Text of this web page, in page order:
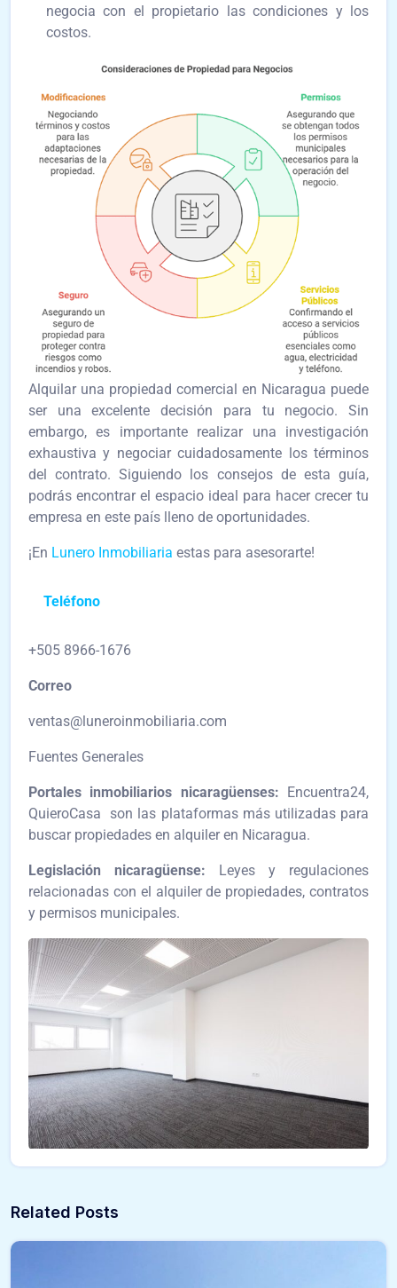
negocia con el propietario las condiciones y los
costos.
Alquilar una propiedad comercial en Nicaragua puede
ser una excelente decisión para tu negocio. Sin
embargo, es importante realizar una investigación
exhaustiva y negociar cuidadosamente los términos
del contrato. Siguiendo los consejos de esta guía,
podrás encontrar el espacio ideal para hacer crecer tu
empresa en este país lleno de oportunidades.
¡En Lunero Inmobiliaria estas para asesorarte!
Teléfono
+505 8966-1676
Correo
ventas@luneroinmobiliaria.com
Fuentes Generales
Portales inmobiliarios nicaragüenses: Encuentra24,
QuieroCasa son las plataformas más utilizadas para
buscar propiedades en alquiler en Nicaragua.
Legislación nicaragüense: Leyes y regulaciones
relacionadas con el alquiler de propiedades, contratos
y permisos municipales.
Related Posts